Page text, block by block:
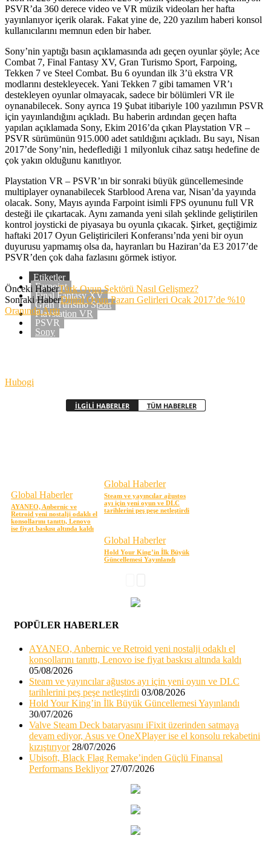
PSVR’da 360 derece video ve VR müzik videoları her hafta
yayınlanıyor içerik olarak. Fakat yine de, 220 yazılım haberi konsol
kullanıcılarını memnun eden bir haber.
Sony’nin yaptığı basın açıklamasında adı geçen oyunlar şöyle; Ace
Combat 7, Final Fantasy XV, Gran Turismo Sport, Farpoing,
Tekken 7 ve Steel Combat. Bu 6 oyundan ilk 3’ü ekstra VR
modlarını destekleyecek. Yani Tekken 7 gibi tamamen VR’ı
destekleyen oyunlar olmayacak, sadece bir bölümleri VR ile
oynanabilecek. Sony ayrıca 19 Şubat itibariyle 100 yazılımın PSVR
için yayınlandığını açıkladı. Bu haberin ardından geçen hafta
yapılan açıklamada Sony, Ekim 2016’da çıkan Playstation VR –
PSVR sürümünün 915.000 adet satıldığını açıkladı. Bu sayı, Nisan
2017’de Sony’nin, hedeflediği 1 milyonluk cihaz satışı hedefine de
çok yakın olduğunu kanıtlıyor.
Playstation VR – PSVR’ın bir sonraki büyük güncellemesinde
multiplayer oynanabilecek Starblood Arena var, Nisan’da yayında
olacak. Sony, Mayıs ayında Farpoint isimli FPS oyununu full VR
desteği ile çıkartacak. Aynı zamanda yeni silah şeklinde geliştirilen
kontrol joysticki de piyasaya bu oyunla çıkacak. Şirket, geçtiğimiz
haftaki 2017 Oyun Geliştiricileri Konferansı’nda yeni bir oyun
duyurusu yapmamış olsa da, hayranları bu Haziran’da E3 2017’de
PSVR’den çok daha fazlasını görmek istiyor.
Etiketler
Farpoint
Final Fantasy XV
Gran Turismo Sport
Playstation VR
PSVR
Sony
Önceki HaberTürk Oyun Sektörü Nasıl Gelişmez?
Sonraki HaberDijital Oyun Pazarı Gelirleri Ocak 2017’de %10
Oranında Arttı
Hubogi
İLGİLİ HABERLER TÜM HABERLER
Global Haberler
AYANEO, Anbernic ve
Retroid yeni nostalji odaklı el
konsollarını tanıttı, Lenovo
ise fiyat baskısı altında kaldı
Global Haberler
Steam ve yayıncılar ağustos
ayı için yeni oyun ve DLC
tarihlerini peş peşe netleştirdi
Global Haberler
Hold Your King’in İlk Büyük
Güncellemesi Yayınlandı
POPÜLER HABERLER
AYANEO, Anbernic ve Retroid yeni nostalji odaklı el
konsollarını tanıttı, Lenovo ise fiyat baskısı altında kaldı
05/08/2026
Steam ve yayıncılar ağustos ayı için yeni oyun ve DLC
tarihlerini peş peşe netleştirdi 03/08/2026
Hold Your King’in İlk Büyük Güncellemesi Yayınlandı
30/07/2026
Valve Steam Deck bataryasını iFixit üzerinden satmaya
devam ediyor, Asus ve OneXPlayer ise el konsolu rekabetini
kızıştırıyor 28/07/2026
Ubisoft, Black Flag Remake’inden Güçlü Finansal
Performans Bekliyor 27/07/2026